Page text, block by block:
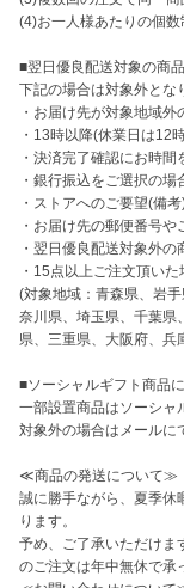
(4)お一人様あたりの個
■翌日優良配送対象の商
下記の場合は対象外とな
・お届け先が対象地域
・13時以降(休業日は12
・決済完了確認にお時間
・銀行振込をご選択の場
・ストアへのご要望(備
・お届け先の郵便番号
・翌日優良配送対象外
・15点以上ご注文頂いた
(対象地域：青森県、岩
奈川県、埼玉県、千葉県
県、三重県、大阪府、兵
■ソーシャルギフト商品
一部設置商品はソーシャ
対象外の場合はメールに
≪商品の発送について≫
誠に勝手ながら、夏季休
ります。
予め、ご了承いただけま
のご注文は年中無休で承